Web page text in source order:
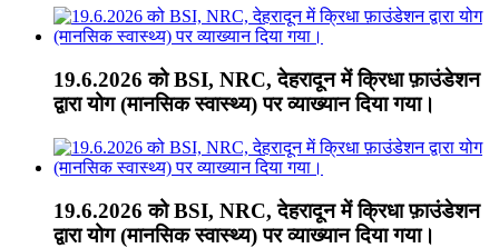
19.6.2026 को BSI, NRC, देहरादून में क्रिधा फ़ाउंडेशन
द्वारा योग (मानसिक स्वास्थ्य) पर व्याख्यान दिया गया।
19.6.2026 को BSI, NRC, देहरादून में क्रिधा फ़ाउंडेशन
द्वारा योग (मानसिक स्वास्थ्य) पर व्याख्यान दिया गया।